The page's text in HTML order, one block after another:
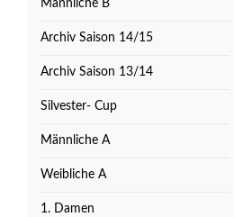
Männliche B
Archiv Saison 14/15
Archiv Saison 13/14
Silvester- Cup
Männliche A
Weibliche A
1. Damen